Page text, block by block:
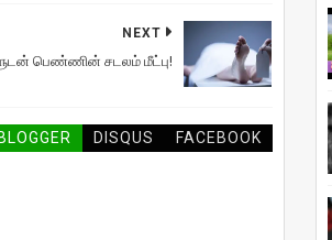
NEXT
பெண்ணின் சடலம் மீட்பு!
BLOGGER DISQUS FACEBOOK